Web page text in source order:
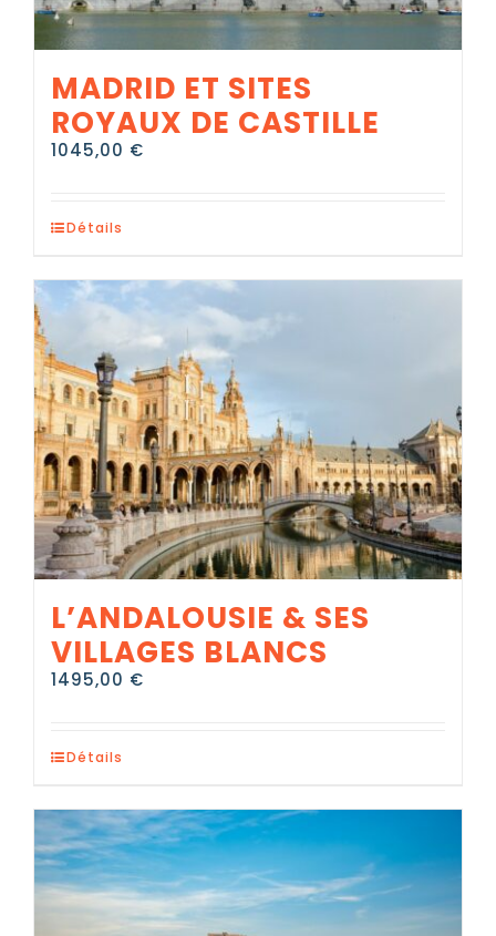
MADRID ET SITES
ROYAUX DE CASTILLE
1045,00 €
Détails
L’ANDALOUSIE & SES
VILLAGES BLANCS
1495,00 €
Détails